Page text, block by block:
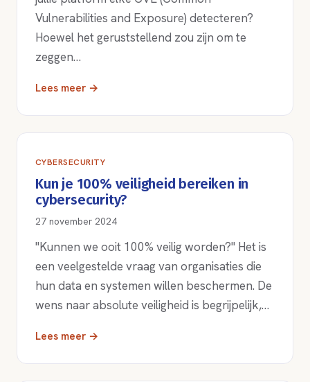
Vulnerabilities and Exposure) detecteren?
Hoewel het geruststellend zou zijn om te
zeggen…
Lees meer →
CYBERSECURITY
Kun je 100% veiligheid bereiken in
cybersecurity?
27 november 2024
"Kunnen we ooit 100% veilig worden?" Het is
een veelgestelde vraag van organisaties die
hun data en systemen willen beschermen. De
wens naar absolute veiligheid is begrijpelijk,…
Lees meer →